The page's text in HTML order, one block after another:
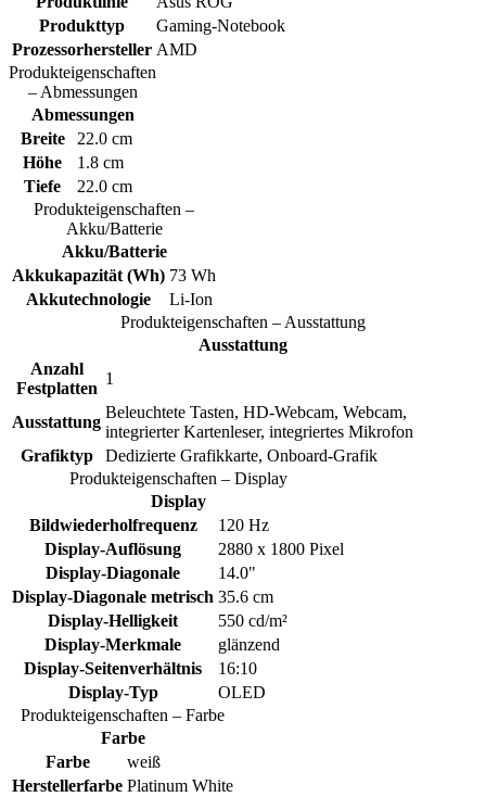
Produkttyp
Gaming-Notebook
Prozessorhersteller AMD
Produkteigenschaften
– Abmessungen
Abmessungen
Breite
22.0 cm
Höhe
1.8 cm
Tiefe
22.0 cm
Produkteigenschaften –
Akku/Batterie
Akku/Batterie
Akkukapazität (Wh) 73 Wh
Akkutechnologie
Li-Ion
Produkteigenschaften – Ausstattung
Ausstattung
Anzahl
Festplatten
1
Ausstattung
Beleuchtete Tasten, HD-Webcam, Webcam,
integrierter Kartenleser, integriertes Mikrofon
Grafiktyp
Dedizierte Grafikkarte, Onboard-Grafik
Produkteigenschaften – Display
Display
Bildwiederholfrequenz
120 Hz
Display-Auflösung
2880 x 1800 Pixel
Display-Diagonale
14.0"
Display-Diagonale metrisch 35.6 cm
Display-Helligkeit
550 cd/m²
Display-Merkmale
glänzend
Display-Seitenverhältnis
16:10
Display-Typ
OLED
Produkteigenschaften – Farbe
Farbe
Farbe
weiß
Herstellerfarbe Platinum White